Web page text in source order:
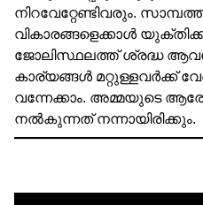
നിറവേറ്റേണ്ടിവരും.
വികാരങ്ങളെക്കാൾ
ജോലിസ്ഥലത്ത് ശ്രദ്ധ
കാര്യങ്ങൾ മറ്റുള്ളവർക്ക്
വന്നേക്കാം. അമ്മയുടെ
നൽകുന്നത് നന്നായിരിക്കും.